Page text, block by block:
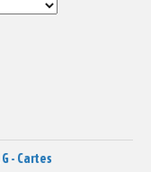
G - Cartes